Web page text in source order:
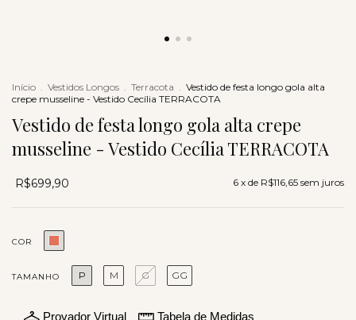
Início . Vestidos Longos . Terracota . Vestido de festa longo gola alta
crepe musseline - Vestido Cecília TERRACOTA
Vestido de festa longo gola alta crepe
musseline - Vestido Cecília TERRACOTA
R$699,90 6 x de R$116,65 sem juros
COR
TAMANHO P M G GG
Provador Virtual Tabela de Medidas